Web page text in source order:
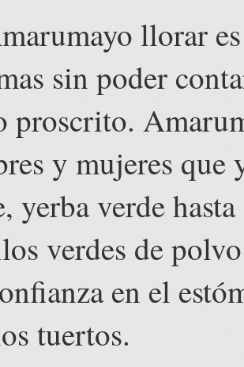
llorar
sin poder
proscrito.
y mujeres que
yerba verde
verdes de
en el
tuertos.